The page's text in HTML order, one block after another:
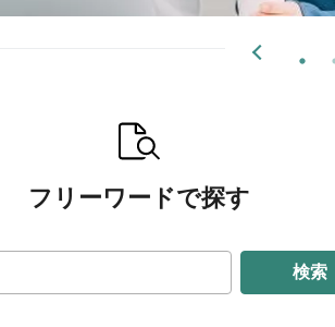
フリーワードで探す
検索